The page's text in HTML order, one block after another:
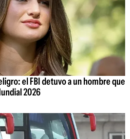
el FBI detuvo a un hombre que
2026